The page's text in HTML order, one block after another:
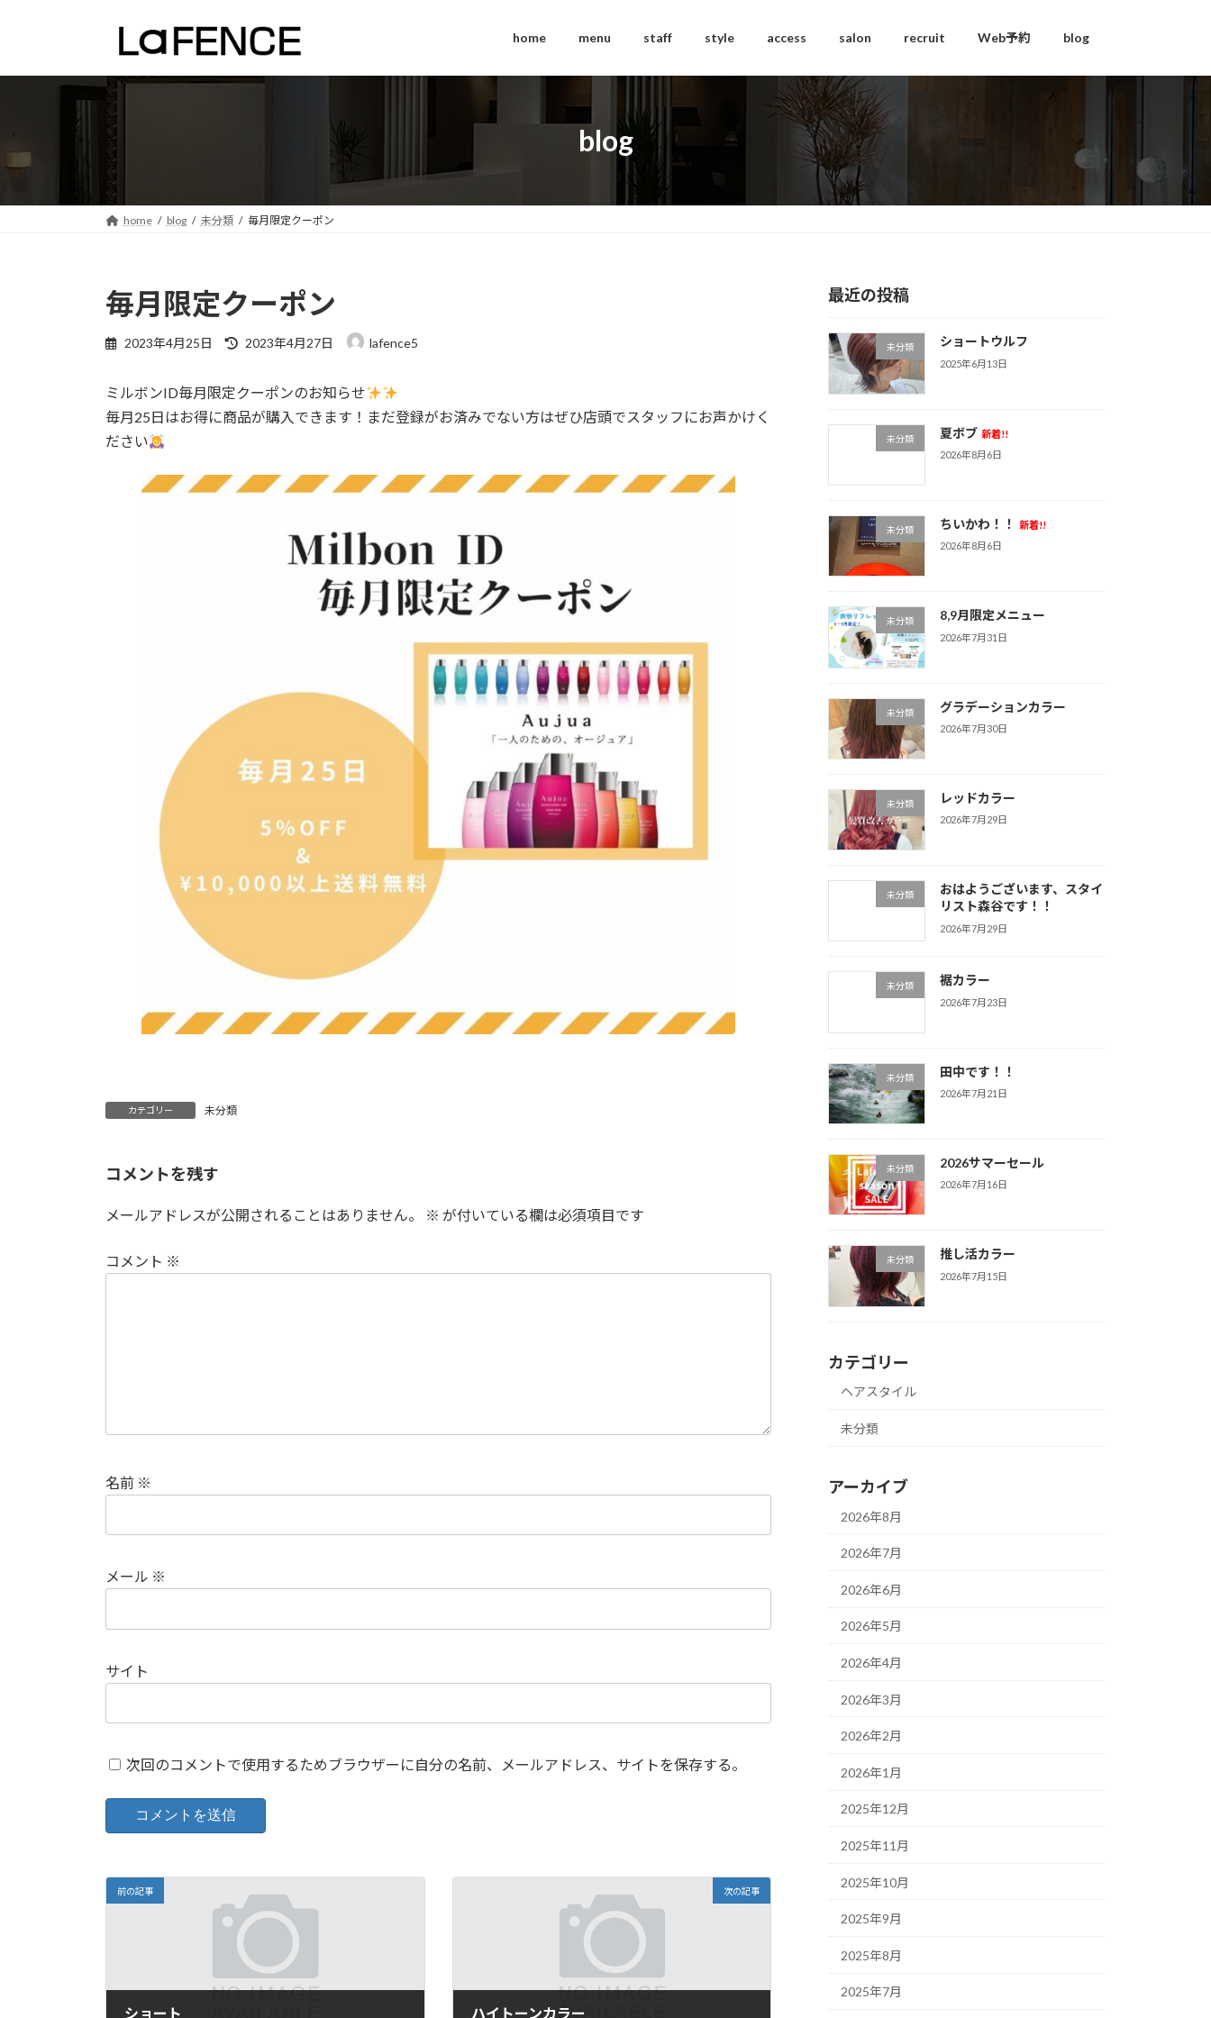
ン
ス
プ
ー
ン
動
home menu staff style access salon recruit Web予約 blog
blog
home blog 未分類 毎月限定クーポン
毎月限定クーポン
2023年4月25日
最
新
日
2023年4月27日 lafence5
ミルボンID毎月限定クーポンのお知らせ
毎月25日はお得に商品が購入できます！まだ登録がお済みでない方はぜひ店頭でスタッフにお声かけく
ださい
カテゴリー 未分類
コメントを残す
メールアドレスが公開されることはありません。 ※ が付いている欄は必須項目です
コメント ※
名前 ※
メール ※
サイト
次回のコメントで使用するためブラウザーに自分の名前、メールアドレス、サイトを保存する。
前の記事
ショート
次の記事
ハイトーンカラー
最近の投稿
未分類 ショートウルフ
2025年6月13日
未分類 夏ボブ 新着!!
2026年8月6日
未分類 ちいかわ！！
新着!!
2026年8月6日
未分類 8,9月限定メニュー
2026年7月31日
未分類 グラデーションカラー
2026年7月30日
未分類 レッドカラー
2026年7月29日
未分類
おはようございます、スタイ
リスト森谷です！！
2026年7月29日
未分類 裾カラー
2026年7月23日
未分類 田中です！！
2026年7月21日
未分類 2026サマーセール
2026年7月16日
未分類 推し活カラー
2026年7月15日
カテゴリー
ヘアスタイル
未分類
アーカイブ
2026年8月
2026年7月
2026年6月
2026年5月
2026年4月
2026年3月
2026年2月
2026年1月
2025年12月
2025年11月
2025年10月
2025年9月
2025年8月
2025年7月